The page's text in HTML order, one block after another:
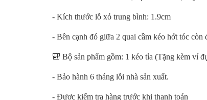
- Kích thước lỗ xỏ trung bình: 1.9cm
- Bên cạnh đó giữa 2 quai cầm kéo hớt tóc
🎒 Bộ sản phẩm gồm: 1 kéo tỉa (Tặng kèm ví
- Bảo hành 6 tháng lỗi nhà sản xuất.
- Được kiểm tra hàng trước khi thanh toán